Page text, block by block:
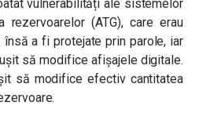
vulnerabilități ale sistemelor
rezervoarelor (ATG), care erau
a fi protejate prin parole, iar
să modifice afișajele digitale.
să modifice efectiv cantitatea